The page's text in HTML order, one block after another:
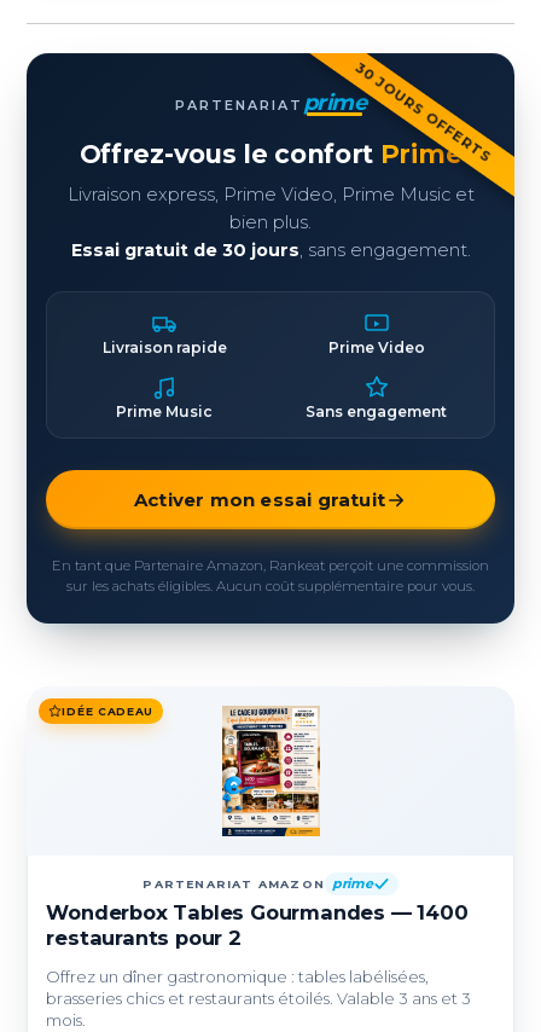
30 JOURS OFFERTS
PARTENARIAT prime
Offrez-vous le confort Prime
Livraison express, Prime Video, Prime Music et
bien plus.
Essai gratuit de 30 jours, sans engagement.
Livraison rapide Prime Video
Prime Music Sans engagement
Activer mon essai gratuit
En tant que Partenaire Amazon, Rankeat perçoit une commission
sur les achats éligibles. Aucun coût supplémentaire pour vous.
IDÉE CADEAU
PARTENARIAT AMAZON prime
Wonderbox Tables Gourmandes — 1400
restaurants pour 2
Offrez un dîner gastronomique : tables labélisées,
brasseries chics et restaurants étoilés. Valable 3 ans et 3
mois.